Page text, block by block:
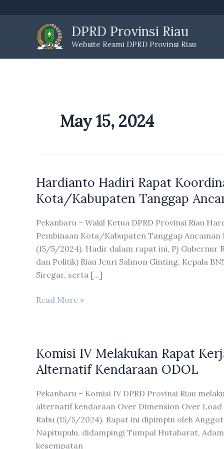
DPRD Provinsi Riau
Website Resmi DPRD Provinsi Riau
May 15, 2024
Hardianto Hadiri Rapat
Kota/Kabupaten Tanggap
Pekanbaru – Wakil Ketua DPRD Provinsi Riau
Pembinaan Kota/Kabupaten Tanggap Ancaman
(15/5/2024). Hadir dalam rapat ini, Pj Gubernur
dan Politik) Riau Jenri Salmon Ginting, Kepala
Siregar, serta […]
Hardianto
Pengembangan
&
Kota/Kabupaten
Tanggap
Ancaman
Narkoba
Tahun
Read More »
Komisi IV Melakukan Rapat
Alternatif Kendaraan ODOL
Pekanbaru – Komisi IV DPRD Provinsi Riau
alternatif kendaraan Over Dimension Over Load
Rabu (15/5/2024). Rapat ini dipimpin oleh
Napitupulu, didampingi Tumpal Hutabarat,
kesempatan